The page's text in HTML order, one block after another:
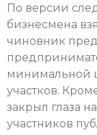
По версии
бизнесмена
чиновник
минимальной
участков.
закрыл глаза
участников